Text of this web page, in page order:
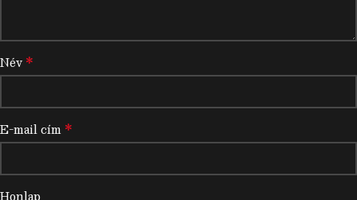
Név *
E-mail cím *
Honlap